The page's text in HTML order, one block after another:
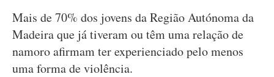
Mais de 70% dos jovens da Região Autónoma da
Madeira que já tiveram ou têm uma relação de
namoro afirmam ter experienciado pelo menos
uma forma de violência.